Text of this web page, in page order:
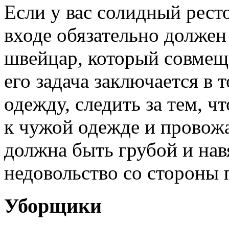
Если у вас солидный
входе обязательно
швейцар, который
его задача заключается
одежду, следить за тем,
к чужой одежде и
должна быть грубой и
недовольство со стороны
Уборщики